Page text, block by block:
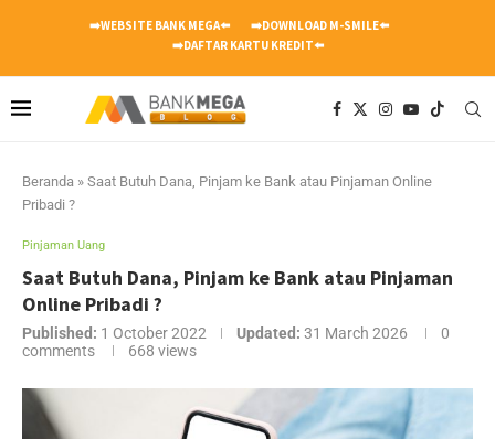
➡️WEBSITE BANK MEGA⬅️
➡️DOWNLOAD M-SMILE⬅️
➡️DAFTAR KARTU KREDIT⬅️
Beranda » Saat Butuh Dana, Pinjam ke Bank atau Pinjaman Online
Pribadi ?
Pinjaman Uang
Saat Butuh Dana, Pinjam ke Bank atau Pinjaman
Online Pribadi ?
Published: 1 October 2022 Updated: 31 March 2026
0
comments
668 views